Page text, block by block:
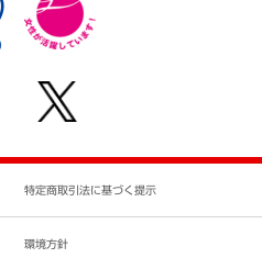
手続きについて
特定商取引法に基づく提示
環境方針